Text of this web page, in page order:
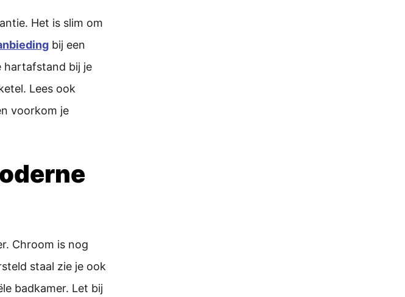
Het is slim om
bij een
hartafstand bij je
Lees ook
voorkom je
Chroom is nog
staal zie je ook
badkamer. Let bij